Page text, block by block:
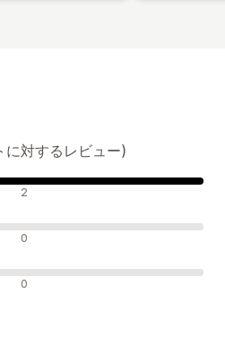
に対するレビュー)
2
0
0